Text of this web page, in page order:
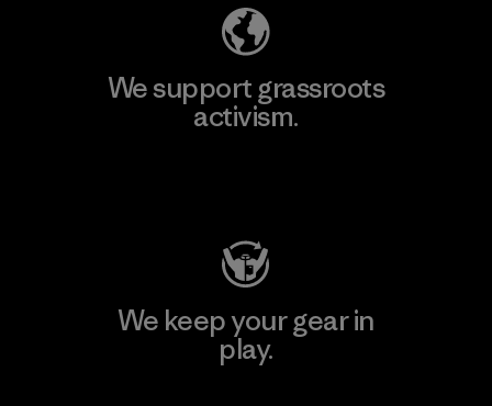
We support grassroots
activism.
We keep your gear in
play.